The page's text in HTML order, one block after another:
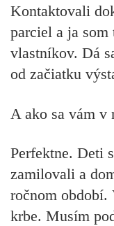
Kontaktovali
parciel a ja
vlastníkov. Dá
od začiatku
A ako sa vám v
Perfektne. Deti
zamilovali a
ročnom období.
krbe. Musím